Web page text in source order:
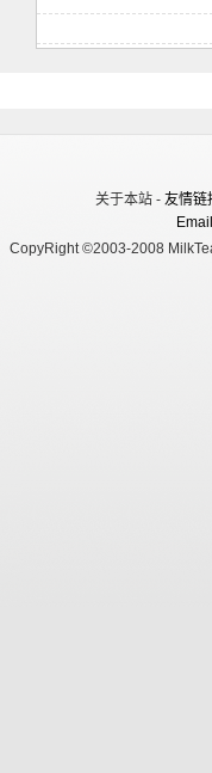
关于本站 - 友情链
CopyRight ©2003-2008